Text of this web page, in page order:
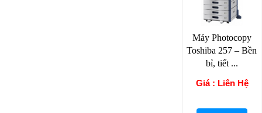
Máy Photocopy
Toshiba 257 – Bền
bỉ, tiết ...
Giá : Liên Hệ